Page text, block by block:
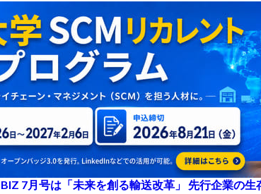
7月号は「未来を創る輸送改革」 先行企業の生